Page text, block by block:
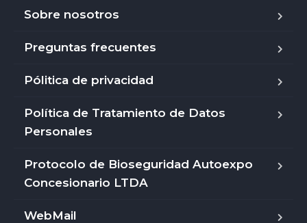
Sobre nosotros
Preguntas frecuentes
Pólitica de privacidad
Política de Tratamiento de Datos
Personales
Protocolo de Bioseguridad Autoexpo
Concesionario LTDA
WebMail